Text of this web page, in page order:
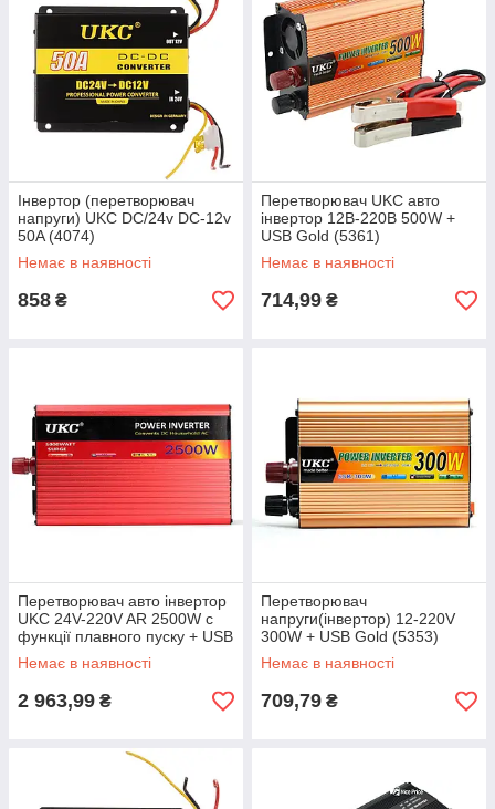
Інвертор (перетворювач
напруги) UKC DC/24v DC-12v
50A (4074)
Немає в наявності
858 ₴
Перетворювач UKC авто
інвертор 12В-220В 500W +
USB Gold (5361)
Немає в наявності
714,99 ₴
Перетворювач авто інвертор
UKC 24V-220V AR 2500W c
функції плавного пуску + USB
(4820)
Немає в наявності
2 963,99 ₴
Перетворювач
напруги(інвертор) 12-220V
300W + USB Gold (5353)
Немає в наявності
709,79 ₴